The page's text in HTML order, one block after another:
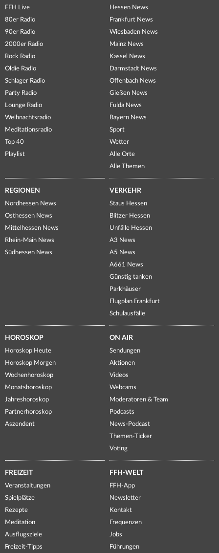
FFH Live
80er Radio
90er Radio
2000er Radio
Rock Radio
Oldie Radio
Schlager Radio
Party Radio
Lounge Radio
Weihnachtsradio
Meditationsradio
Top 40
Playlist
Hessen News
Frankfurt News
Wiesbaden News
Mainz News
Kassel News
Darmstadt News
Offenbach News
Gießen News
Fulda News
Bayern News
Sport
Wetter
Alle Orte
Alle Themen
REGIONEN
Nordhessen News
Osthessen News
Mittelhessen News
Rhein-Main News
Südhessen News
VERKEHR
Staus Hessen
Blitzer Hessen
Unfälle Hessen
A3 News
A5 News
A661 News
Günstig tanken
Parkhäuser
Flugplan Frankfurt
Schulausfälle
HOROSKOP
Horoskop Heute
Horoskop Morgen
Wochenhoroskop
Monatshoroskop
Jahreshoroskop
Partnerhoroskop
Aszendent
ON AIR
Sendungen
Aktionen
Videos
Webcams
Moderatoren & Team
Podcasts
News-Podcast
Themen-Ticker
Voting
FREIZEIT
Veranstaltungen
Spielplätze
Rezepte
Meditation
Ausflugsziele
Freizeit-Tipps
FFH-WELT
FFH-App
Newsletter
Kontakt
Frequenzen
Jobs
Führungen